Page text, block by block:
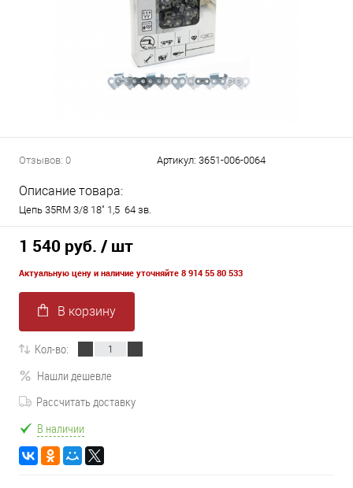
Отзывов: 0 Артикул: 3651-006-0064
Описание товара:
Цепь 35RM 3/8 18" 1,5 64 зв.
1 540 руб. / шт
Актуальную цену и наличие уточняйте 8 914 55 80 533
В корзину
Кол-во:
Нашли дешевле
Рассчитать доставку
В наличии